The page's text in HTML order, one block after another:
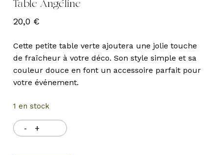
Table Angéline
20,0 €
Cette petite table verte ajoutera une jolie touche
de fraîcheur à votre déco. Son style simple et sa
couleur douce en font un accessoire parfait pour
votre événement.
1 en stock